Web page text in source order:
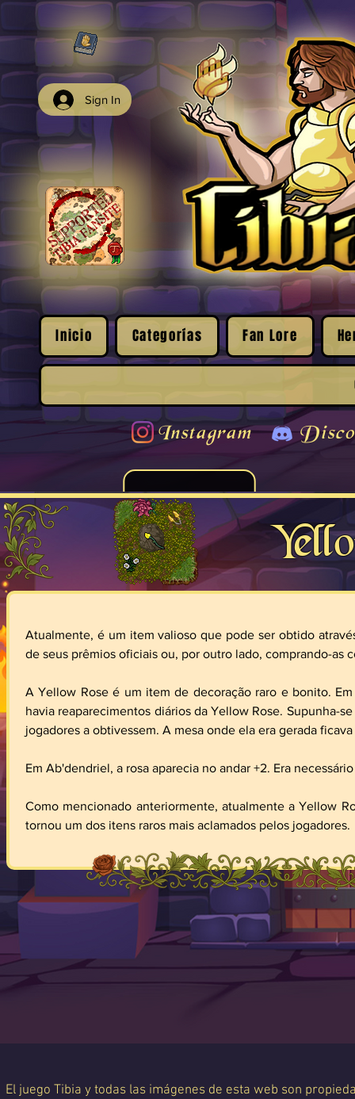
Sign In
Inicio Categorías Fan Lore
Instagram
Atualmente, é um item valioso que pode ser obtido
de seus prêmios oficiais ou, por outro lado, comprando-as
A Yellow Rose é um item de decoração raro e bonito.
havia reaparecimentos diários da Yellow Rose. Supunha-
jogadores a obtivessem. A mesa onde ela era gerada
Em Ab'dendriel, a rosa aparecia no andar +2. Era
Como mencionado anteriormente, atualmente a Yellow
tornou um dos itens raros mais aclamados pelos jogadores.
El juego Tibia y todas las imágenes de esta web son